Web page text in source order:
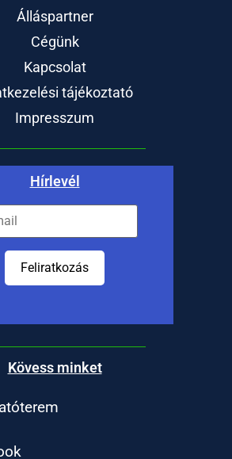
Álláspartner
Cégünk
Kapcsolat
tájékoztató
Impresszum
Hírlevél
Feliratkozás
Kövess minket